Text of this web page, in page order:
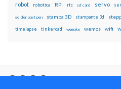
robot robotica RPi rtc sd card servo
solder past pen stampa 3D stampante 3d
timelapse tinkercad wemake wemos wifi